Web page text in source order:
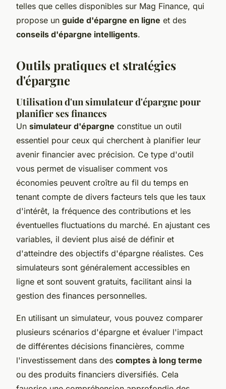
telles que celles disponibles sur Mag Finance, qui
propose un guide d'épargne en ligne et des
conseils d'épargne intelligents.
Outils pratiques et stratégies
d'épargne
Utilisation d'un simulateur d'épargne pour
planifier ses finances
Un simulateur d'épargne constitue un outil
essentiel pour ceux qui cherchent à planifier leur
avenir financier avec précision. Ce type d'outil
vous permet de visualiser comment vos
économies peuvent croître au fil du temps en
tenant compte de divers facteurs tels que les taux
d'intérêt, la fréquence des contributions et les
éventuelles fluctuations du marché. En ajustant ces
variables, il devient plus aisé de définir et
d'atteindre des objectifs d'épargne réalistes. Ces
simulateurs sont généralement accessibles en
ligne et sont souvent gratuits, facilitant ainsi la
gestion des finances personnelles.
En utilisant un simulateur, vous pouvez comparer
plusieurs scénarios d'épargne et évaluer l'impact
de différentes décisions financières, comme
l'investissement dans des comptes à long terme
ou des produits financiers diversifiés. Cela